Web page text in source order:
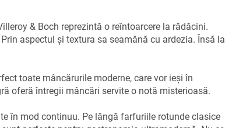
& Boch reprezintă o reîntoarcere la rădăcini.
aspectul și textura sa seamănă cu ardezia. Însă la
toate mâncărurile moderne, care vor ieși în
oferă întregii mâncări servite o notă misterioasă.
în mod continuu. Pe lângă farfuriile rotunde clasice